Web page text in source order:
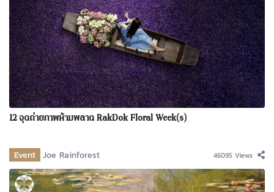
12 จุดถ่ายภาพห้ามพลาด RakDok Floral Week(s)
Event Joe Rainforest 46095 Views